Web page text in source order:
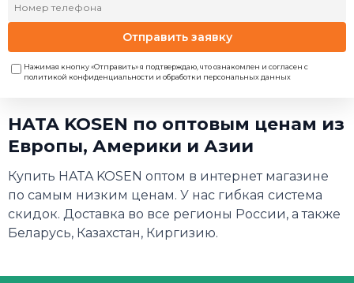
Отправить заявку
Нажимая кнопку «Отправить» я подтверждаю, что ознакомлен и согласен с
политикой конфиденциальности и обработки персональных данных
HATA KOSEN по оптовым ценам из
Европы, Америки и Азии
Купить HATA KOSEN оптом в интернет магазине
по самым низким ценам. У нас гибкая система
скидок. Доставка во все регионы России, а также
Беларусь, Казахстан, Киргизию.